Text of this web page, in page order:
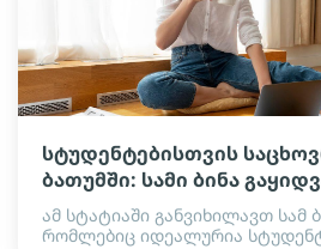
სტუდენტებისთვის
ბათუმში: სამი ბინა
ამ სტატიაში განვიხილავთ სამ
რომლებიც იდეალურია